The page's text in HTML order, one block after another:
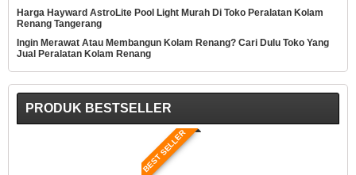
Harga Hayward AstroLite Pool Light Murah Di Toko Peralatan Kolam
Renang Tangerang
Ingin Merawat Atau Membangun Kolam Renang? Cari Dulu Toko Yang
Jual Peralatan Kolam Renang
PRODUK BESTSELLER
BEST SELLER